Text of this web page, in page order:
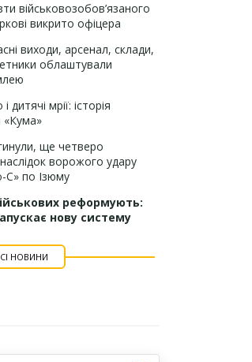
військовозобов’язаного
викрито офіцера
виходи, арсенал, склади,
облаштували
дитячі мрії: історія
«Кума»
ще четверо
ворожого удару
С» по Ізюму
реформують:
нову систему
НОВИНИ